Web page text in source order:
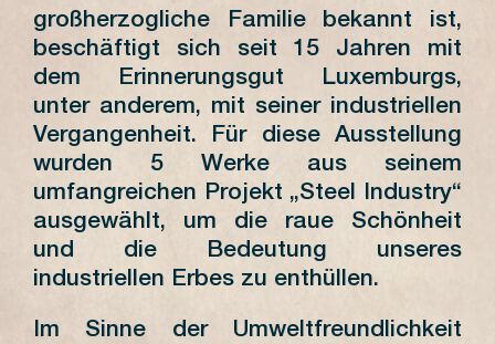
großherzogliche Familie bekannt ist,
beschäftigt sich seit 15 Jahren mit
dem Erinnerungsgut Luxemburgs,
unter anderem, mit seiner industriellen
Vergangenheit. Für diese Ausstellung
wurden 5 Werke aus seinem
umfangreichen Projekt „Steel Industry“
ausgewählt, um die raue Schönheit
und die Bedeutung unseres
industriellen Erbes zu enthüllen.
Im Sinne der Umweltfreundlichkeit